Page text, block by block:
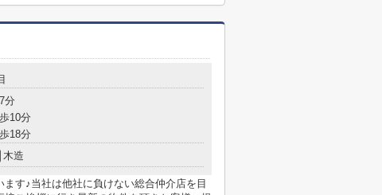
分
10分
18分
木造
す♪当社は他社に負けない総合仲介店を目